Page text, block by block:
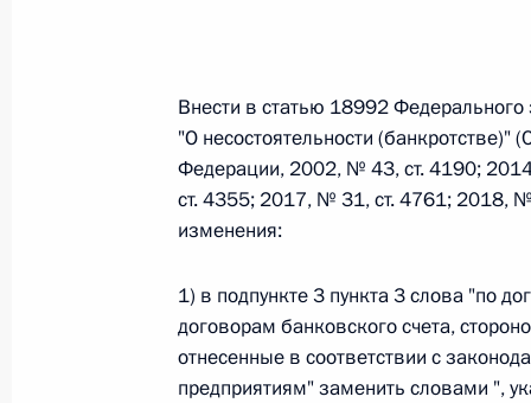
О внесении изменений в статьи 85 и
кодекса Российской Федерации
26 июля 2026 года
Федеральный закон от
О внесении изменений в Трудовой
26 июля 2026 года
Внести в статью 18992
"О несостоятельности (банкротстве)"
Федерации, 2002, № 43, ст. 4190;
ст. 4355; 2017, № 31, ст. 4761; 2018,
изменения:
1) в подпункте 3 пункта 3 слова "по
договорам банковского счета,
отнесенные в соответствии с
предприятиям" заменить словами ",